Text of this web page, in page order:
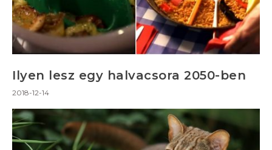
Ilyen lesz egy halvacsora 2050-ben
2018-12-14